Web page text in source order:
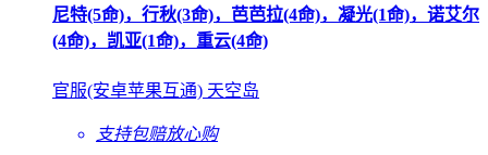
尼特(5命)，行秋(3命)，芭芭拉(4命)，凝光(1命)，诺艾尔
(4命)，凯亚(1命)，重云(4命)
官服(安卓苹果互通) 天空岛
支持包赔放心购